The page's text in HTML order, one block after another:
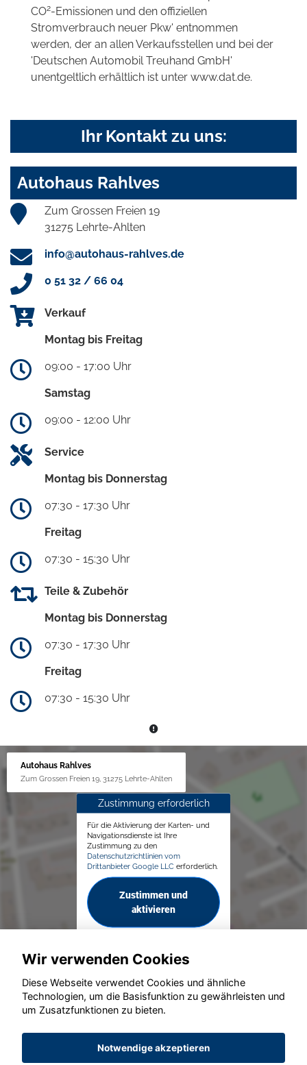
CO2-Emissionen und den offiziellen
Stromverbrauch neuer Pkw' entnommen
werden, der an allen Verkaufsstellen und bei der
'Deutschen Automobil Treuhand GmbH'
unentgeltlich erhältlich ist unter www.dat.de.
Ihr Kontakt zu uns:
Autohaus Rahlves
Zum Grossen Freien 19
31275 Lehrte-Ahlten
info@autohaus-rahlves.de
0 51 32 / 66 04
Verkauf
Montag bis Freitag
09:00 - 17:00 Uhr
Samstag
09:00 - 12:00 Uhr
Service
Montag bis Donnerstag
07:30 - 17:30 Uhr
Freitag
07:30 - 15:30 Uhr
Teile & Zubehör
Montag bis Donnerstag
07:30 - 17:30 Uhr
Freitag
07:30 - 15:30 Uhr
Autohaus Rahlves
Zum Grossen Freien 19, 31275 Lehrte-Ahlten
Zustimmung erforderlich
Für die Aktivierung der Karten- und
Navigationsdienste ist Ihre
Zustimmung zu den
Datenschutzrichtlinien vom
Drittanbieter Google LLC erforderlich.
Zustimmen und
aktivieren
© konjunkturmotor.de GmbH 2020 - 2026
Wir verwenden Cookies
Diese Webseite verwendet Cookies und ähnliche
Technologien, um die Basisfunktion zu gewährleisten und
um Zusatzfunktionen zu bieten.
Notwendige akzeptieren